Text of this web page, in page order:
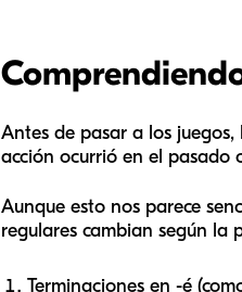
Antes de pasar a los
acción ocurrió en el pasado
Aunque esto nos parece
regulares cambian según la
Terminaciones en -é